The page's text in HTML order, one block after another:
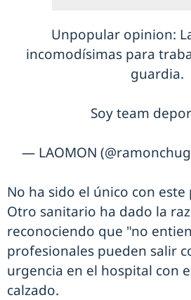
Unpopular opinion:
incomodísimas para
guardia.
Soy team
— LAOMON
No ha sido el único con
Otro sanitario ha dado la
reconociendo que "no
profesionales pueden salir
urgencia en el hospital con
calzado.